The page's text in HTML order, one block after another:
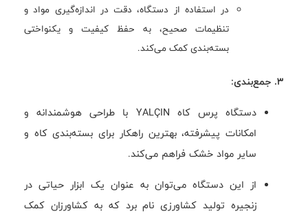
در استفاده از دستگاه، دقت در اندازه‌گیری مواد و
تنظیمات صحیح، به حفظ کیفیت و یکنواختی
بسته‌بندی کمک می‌کند.
3. جمع‌بندی:
دستگاه پرس کاه YALÇIN با طراحی هوشمندانه و
امکانات پیشرفته، بهترین راهکار برای بسته‌بندی کاه و
سایر مواد خشک فراهم می‌کند.
از این دستگاه می‌توان به عنوان یک ابزار حیاتی در
زنجیره تولید کشاورزی نام برد که به کشاورزان کمک